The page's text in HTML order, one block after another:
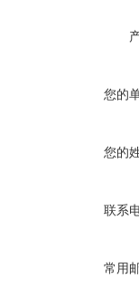
您的
您的
联系
常用